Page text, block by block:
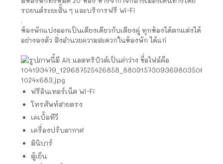
รถยนต์ระยะสั้น ๆ และบริการฟรี Wi-Fi
.
ห้องพักแบ่งออกเป็นเตียงเดียวกับเตียงคู่ ทุกห้องได้ตกแต่งได้
อย่างลงตัว สิ่งอำนวยความสะดวกในห้องพัก ได้แก่
ฟรีอินเทอร์เน็ต Wi-Fi
โทรศัพท์สายตรง
เคเบิ้ลทีวี
เครื่องปรับอากาศ
มินิบาร์
ตู้เย็น